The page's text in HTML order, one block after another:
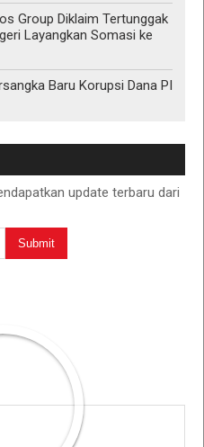
Group Diklaim Tertunggak
Layangkan Somasi ke
Baru Korupsi Dana PI
update terbaru dari